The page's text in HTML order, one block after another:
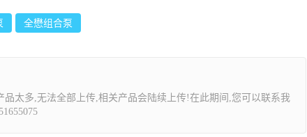
全懋组合泵
太多,无法全部上传,相关产品会陆续上传!在此期间,您可以联系我